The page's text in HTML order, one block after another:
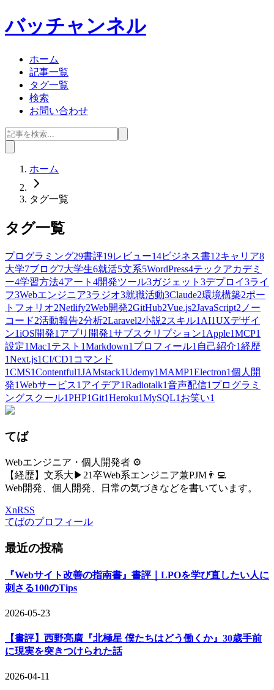
バッチャンネル
ホーム
記事一覧
タグ一覧
検索
お問い合わせ
ホーム
タグ一覧
タグ一覧
プログラミング29書評19レビュー14ビジネス書12キャリア8
大学7ブログ7大学生6就活5文系5WordPress4テックアカデミ
ー4学習方法4アート 4開発ツール3ガジェット 3デプロイ3ライ
フ3Webエンジニア3ラジオ3就職活動3Claude2環境構築2ポー
トフォリオ2Netlify2Web開発2GitHub2Vue.js2JavaScript2 ノー
コード2活動報告2分析2Laravel2小説2スキル1 AI1UXデザイ
ン1iOS開発1 アプリ開発1サブスクリプション1 Apple1MCP1
設定1Mac1 テスト 1Markdown1 プロフィール1 自己紹介1経歴
1Next.js1CI/CD1 コマンド
1CMS1Contentful1JAMstack1Udemy1MAMP1Electron1個人開
発1Webサービス1 アイデア1Radiotalk1音声配信1 プログラミ
ングスクール1PHP1Git1Heroku1MySQL1 お笑い1
てば
Webエンジニア・個人開発者 ⚙️
【経歴】文系大▶21卒Web系エンジニア兼PJM👨‍💻
Web開発、個人開発、日常の気づきなどを書いています。
XnRSS
てばのプロフィール
最近の投稿
『Webサイト改善の指南書』書評｜LPOを学び直したい人に
刺さる100のTips
2026-05-23
【書評】西野亮廣『北極星 僕たちはどう働くか』30歳手前
に現実を突きつけられた話
2026-04-11